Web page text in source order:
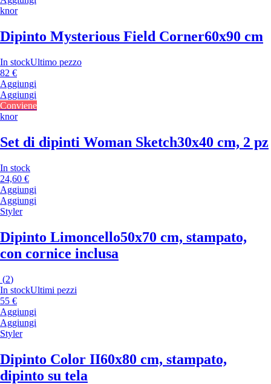
knor
Dipinto Mysterious Field Corner60x90 cm
In stockUltimo pezzo
82 €
Aggiungi
Aggiungi
Conviene
knor
Set di dipinti Woman Sketch30x40 cm, 2 pz
In stock
24,60 €
Aggiungi
Aggiungi
Styler
Dipinto Limoncello50x70 cm, stampato,
con cornice inclusa
(2)
In stockUltimi pezzi
55 €
Aggiungi
Aggiungi
Styler
Dipinto Color II60x80 cm, stampato,
dipinto su tela